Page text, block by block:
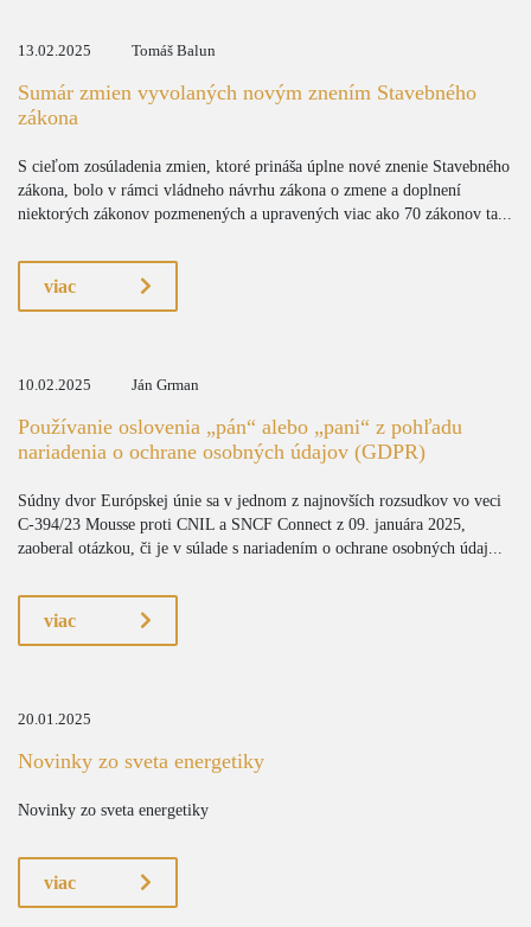
13.02.2025 Tomáš Balun
Sumár zmien vyvolaných novým znením Stavebného
zákona
S cieľom zosúladenia zmien, ktoré prináša úplne nové znenie Stavebného
zákona, bolo v rámci vládneho návrhu zákona o zmene a doplnení
niektorých zákonov pozmenených a upravených viac ako 70 zákonov ta...
viac
10.02.2025 Ján Grman
Používanie oslovenia „pán“ alebo „pani“ z pohľadu
nariadenia o ochrane osobných údajov (GDPR)
Súdny dvor Európskej únie sa v jednom z najnovších rozsudkov vo veci
C-394/23 Mousse proti CNIL a SNCF Connect z 09. januára 2025,
zaoberal otázkou, či je v súlade s nariadením o ochrane osobných údaj...
viac
20.01.2025
Novinky zo sveta energetiky
Novinky zo sveta energetiky
viac